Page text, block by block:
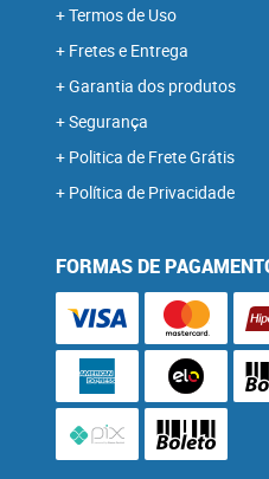
Termos de Uso
Fretes e Entrega
Garantia dos produtos
Segurança
Politica de Frete Grátis
Política de Privacidade
FORMAS DE